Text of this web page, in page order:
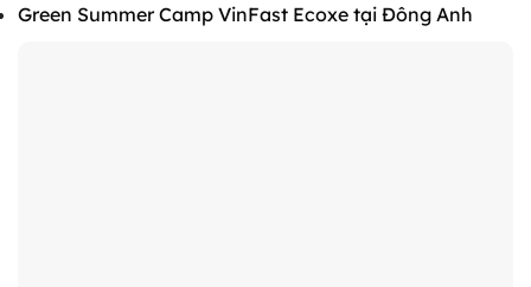
Green Summer Camp VinFast Ecoxe tại Đông Anh